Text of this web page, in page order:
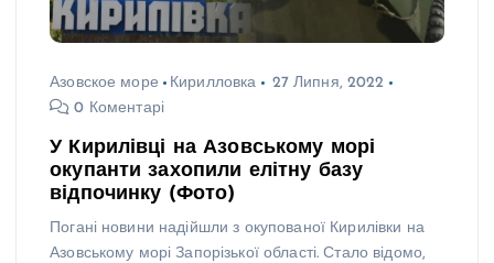
Азовское море Кирилловка
27 Липня, 2022
0 Коментарі
У Кирилівці на Азовському морі
окупанти захопили елітну базу
відпочинку (Фото)
Погані новини надійшли з окупованої Кирилівки на
Азовському морі Запорізької області. Стало відомо,